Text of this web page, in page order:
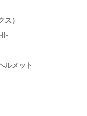
ス）
ルメット